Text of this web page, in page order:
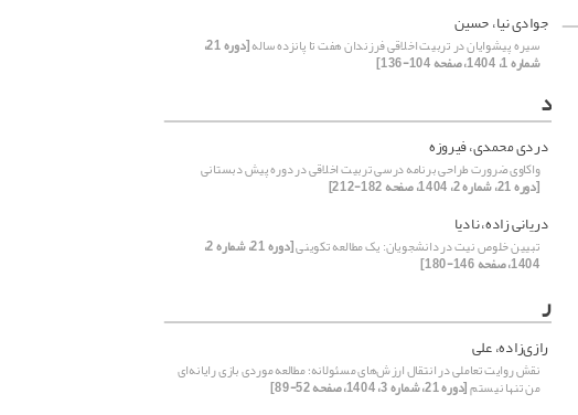
جوادی نیا، حسین
سیره پیشوایان در تربیت اخلاقی فرزندان هفت تا پانزده ساله [دوره 21،
شماره 1، 1404، صفحه 104-136]
د
دردی محمدی، فیروزه
واکاوی ضرورت طراحی برنامه درسی تربیت اخلاقی در دوره پیش دبستانی
[دوره 21، شماره 2، 1404، صفحه 182-212]
دریانی زاده، نادیا
تبیین خلوص نیت در دانشجویان: یک مطالعه تکوینی [دوره 21، شماره 2،
1404، صفحه 146-180]
ر
رازی‌زاده، علی
نقش روایت تعاملی در انتقال ارزش‌های مسئولانه؛ مطالعه موردی بازی رایانه‌ای
من تنها نیستم[دوره 21، شماره 3، 1404، صفحه 52-89]